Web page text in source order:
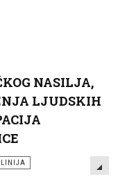
NASILJA,
LJUDSKIH
EMPTY
LINIJA